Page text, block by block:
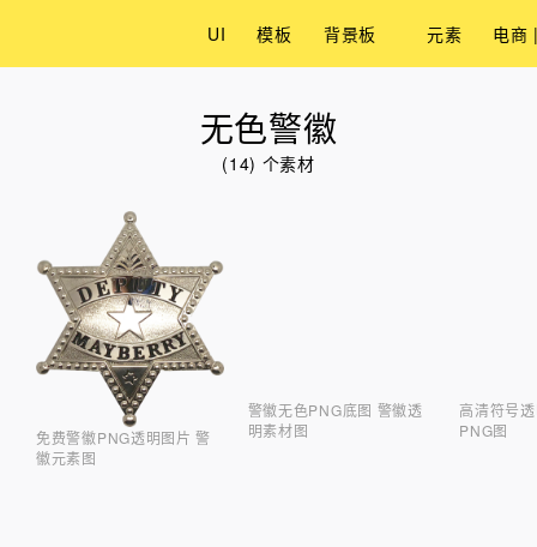
UI 模板 背景板 元素 电商
无色警徽
(14) 个素材
免费警徽PNG透明图片 警
徽元素图
警徽无色PNG底图 警徽透
明素材图
高清符号
PNG图